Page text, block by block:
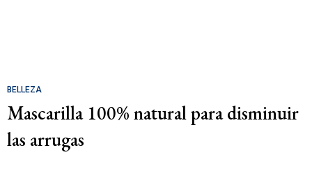
BELLEZA
Mascarilla 100% natural para disminuir
las arrugas